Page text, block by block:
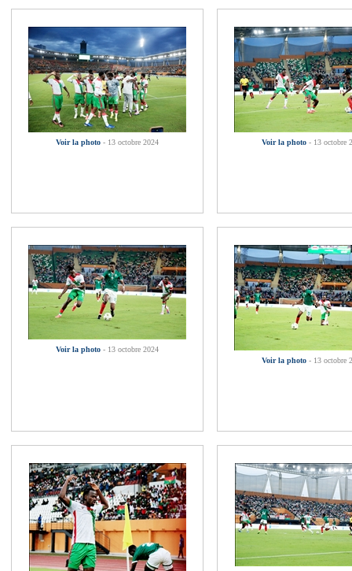
Voir la photo - 13 octobre 2024 Voir la photo - 13 octobre
Voir la photo - 13 octobre 2024
Voir la photo - 13 octobre